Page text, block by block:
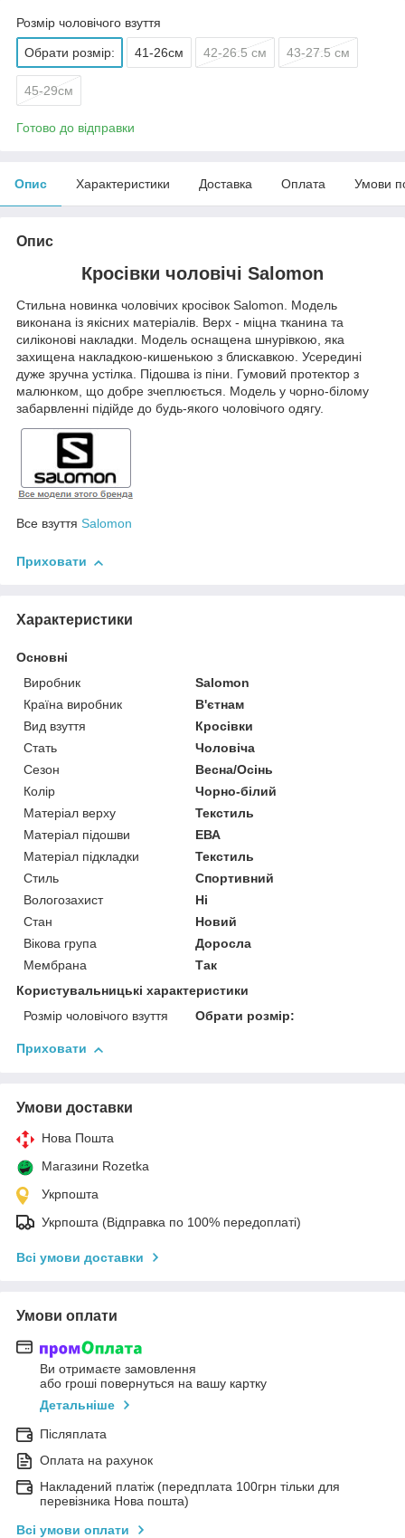
Розмір чоловічого взуття
Обрати розмір: 41-26см 42-26.5 см 43-27.5 см
45-29см
Готово до відправки
Опис Характеристики Доставка Оплата Умови
Опис
Кросівки чоловічі Salomon
Стильна новинка чоловічих кросівок Salomon. Модель
виконана із якісних матеріалів. Верх - міцна тканина та
силіконові накладки. Модель оснащена шнурівкою, яка
захищена накладкою-кишенькою з блискавкою. Усередині
дуже зручна устілка. Підошва із піни. Гумовий протектор з
малюнком, що добре зчеплюється. Модель у чорно-білому
забарвленні підійде до будь-якого чоловічого одягу.
Все взуття Salomon
Приховати
Характеристики
Основні
Виробник
Salomon
Країна виробник
В'єтнам
Вид взуття
Кросівки
Стать
Чоловіча
Сезон
Весна/Осінь
Колір
Чорно-білий
Матеріал верху
Текстиль
Матеріал підошви
ЕВА
Матеріал підкладки
Текстиль
Стиль
Спортивний
Вологозахист
Ні
Стан
Новий
Вікова група
Доросла
Мембрана
Так
Користувальницькі характеристики
Розмір чоловічого взуття
Обрати розмір:
Приховати
Умови доставки
Нова Пошта
Магазини Rozetka
Укрпошта
Укрпошта (Відправка по 100% передоплаті)
Всі умови доставки
Умови оплати
Ви отримаєте замовлення
або гроші повернуться на вашу картку
Детальніше
Післяплата
Оплата на рахунок
Накладений платіж (передплата 100грн тільки для
перевізника Нова пошта)
Всі умови оплати